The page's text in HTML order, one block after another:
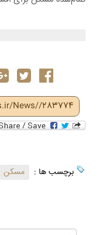
News//283774
برچسب ها : مسکن